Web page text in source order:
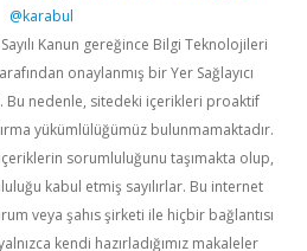
@karabul
Kanun gereğince Bilgi Teknolojileri
onaylanmış bir Yer Sağlayıcı
Bu nedenle, sitedeki içerikleri proaktif
yükümlülüğümüz bulunmamaktadır.
sorumluluğunu taşımakta olup,
kabul etmiş sayılırlar. Bu internet
veya şahıs şirketi ile hiçbir bağlantısı
kendi hazırladığımız makaleler